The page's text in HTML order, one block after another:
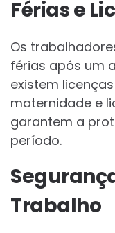
Férias e
Os
férias após um
existem
maternidade e
garantem a
período.
Trabalho